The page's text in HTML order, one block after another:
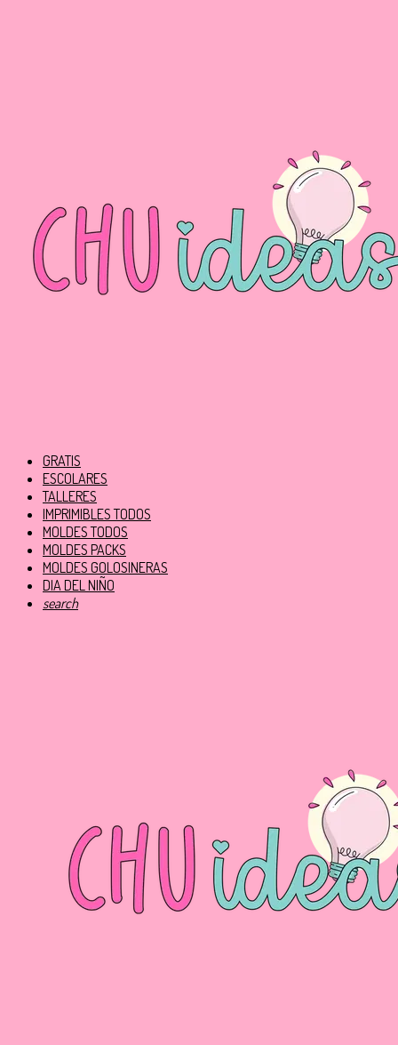
GRATIS
ESCOLARES
TALLERES
IMPRIMIBLES TODOS
MOLDES TODOS
MOLDES PACKS
MOLDES GOLOSINERAS
DIA DEL NIÑO
search